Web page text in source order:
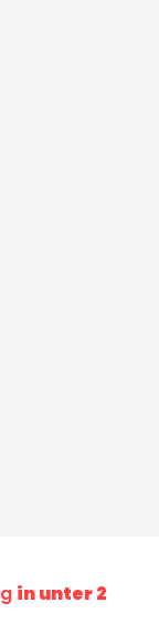
in unter 2